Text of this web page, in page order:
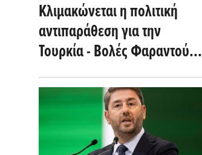
Κλιμακώνεται η πολιτική
αντιπαράθεση για την
Τουρκία - Βολές Φαραντούρη
για τη στρατηγική της
κυβέρνησης